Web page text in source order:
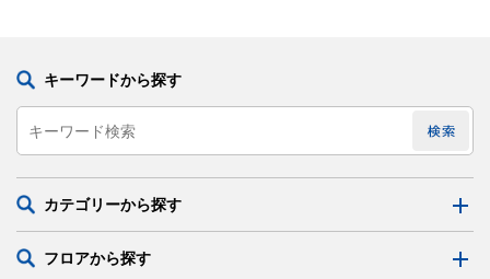
キーワードから探す
カテゴリーから探す
フロアから探す